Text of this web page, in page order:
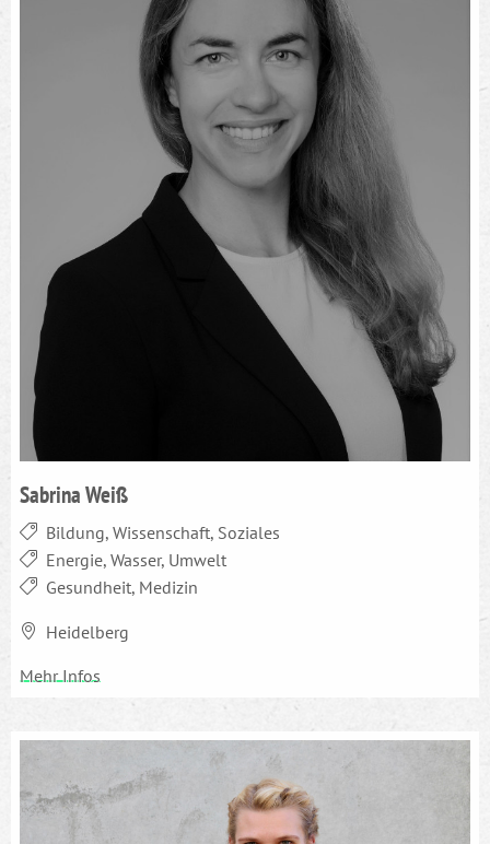
Sabrina Weiß
Bildung, Wissenschaft, Soziales
Energie, Wasser, Umwelt
Gesundheit, Medizin
Heidelberg
Mehr Infos